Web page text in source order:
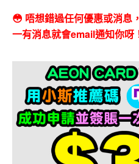
😳 唔想錯過任何優惠或消息
一有消息就會email通知你呀